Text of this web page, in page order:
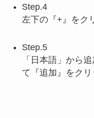
Step.4
左下の『+』をク
Step.5
「日本語」から
て『追加』をクリ